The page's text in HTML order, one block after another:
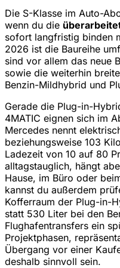
Die S-Klasse im Auto-
wenn du die
sofort langfristig binden
2026 ist die Baureihe
sind vor allem das neue
sowie die weiterhin
Benzin-Mildhybrid und
Gerade die Plug-in-
4MATIC eignen sich im
Mercedes nennt
beziehungsweise 103
Ladezeit von 10 auf 80
alltagstauglich, hängt
Hause, im Büro oder
kannst du außerdem
Kofferraum der Plug-in-
statt 530 Liter bei den
Flughafentransfers ein
Projektphasen,
Übergang vor einer
deshalb sinnvoll sein.